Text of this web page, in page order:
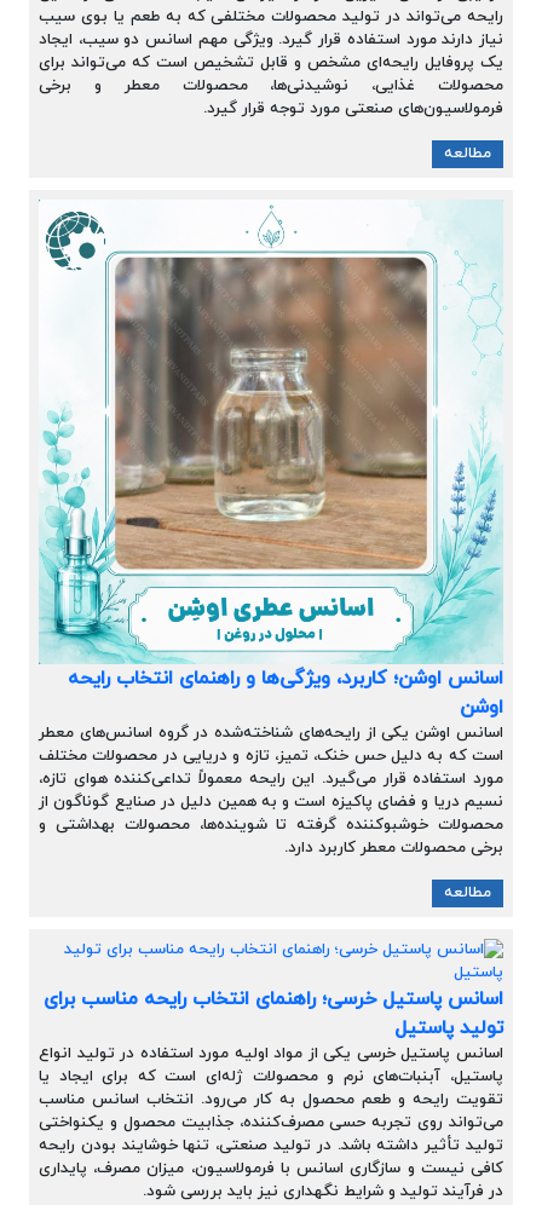
رایحه می‌تواند در تولید محصولات مختلفی که به طعم یا بوی سیب
نیاز دارند مورد استفاده قرار گیرد. ویژگی مهم اسانس دو سیب، ایجاد
یک پروفایل رایحه‌ای مشخص و قابل تشخیص است که می‌تواند برای
محصولات غذایی، نوشیدنی‌ها، محصولات معطر و برخی
فرمولاسیون‌های صنعتی مورد توجه قرار گیرد.
مطالعه
اسانس اوشن؛ کاربرد، ویژگی‌ها و راهنمای انتخاب رایحه
اوشن
اسانس اوشن یکی از رایحه‌های شناخته‌شده در گروه اسانس‌های معطر
است که به دلیل حس خنک، تمیز، تازه و دریایی در محصولات مختلف
مورد استفاده قرار می‌گیرد. این رایحه معمولاً تداعی‌کننده هوای تازه،
نسیم دریا و فضای پاکیزه است و به همین دلیل در صنایع گوناگون از
محصولات خوشبوکننده گرفته تا شوینده‌ها، محصولات بهداشتی و
برخی محصولات معطر کاربرد دارد.
مطالعه
اسانس پاستیل خرسی؛ راهنمای انتخاب رایحه مناسب برای
تولید پاستیل
اسانس پاستیل خرسی یکی از مواد اولیه مورد استفاده در تولید انواع
پاستیل، آبنبات‌های نرم و محصولات ژله‌ای است که برای ایجاد یا
تقویت رایحه و طعم محصول به کار می‌رود. انتخاب اسانس مناسب
می‌تواند روی تجربه حسی مصرف‌کننده، جذابیت محصول و یکنواختی
تولید تأثیر داشته باشد. در تولید صنعتی، تنها خوشایند بودن رایحه
کافی نیست و سازگاری اسانس با فرمولاسیون، میزان مصرف، پایداری
در فرآیند تولید و شرایط نگهداری نیز باید بررسی شود.